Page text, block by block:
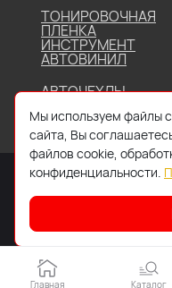
ТОНИРОВОЧНАЯ
ПЛЕНКА
ИНСТРУМЕНТ
АВТОВИНИЛ
АВТОЧЕХЛЫ
2026 © Все права
Главная Каталог
Мы используем файлы
сайта, Вы
файлов cookie,
конфиденциальности.